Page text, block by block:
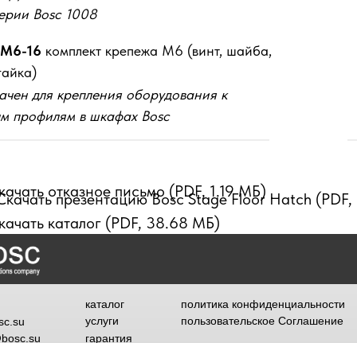
Bosc 1008
16 комплект крепежа M6 (винт, шайба,
для крепления оборудования к
профилям в шкафах Bosc
отказное письмо (PDF, 1.19 МБ)
презентацию Bosc Stage Floor Hatch
каталог (PDF, 38.68 МБ)
услуги
гарантия
каталог
пользовательское Соглашение
политика конфиденциальности